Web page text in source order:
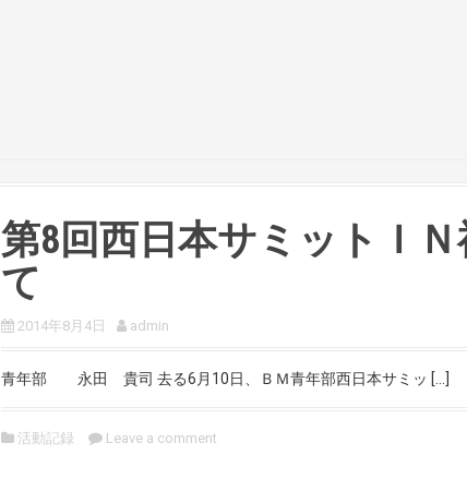
第8回西日本サミットＩ
て
2014年8月4日 admin
青年部 永田 貴司 去る6月10日、ＢＭ青年部西日本サミッ […]
活動記録 Leave a comment